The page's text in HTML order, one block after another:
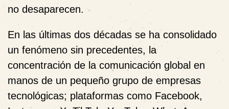
no desaparecen.
En las últimas dos décadas se ha consolidado
un fenómeno sin precedentes, la
concentración de la comunicación global en
manos de un pequeño grupo de empresas
tecnológicas; plataformas como Facebook,